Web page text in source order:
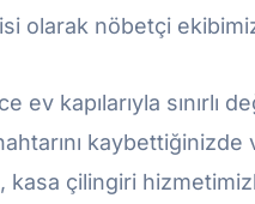
olarak nöbetçi
ev kapılarıyla
kasa çilingiri